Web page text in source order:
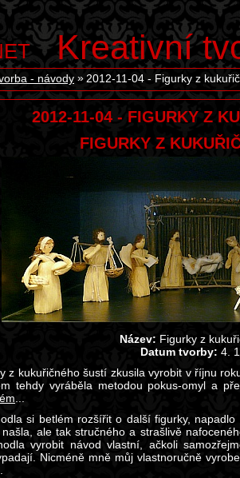
Kreativní
- návody 2012-11-04 - Figurky z
2012-11-04 - FIGURKY Z
FIGURKY Z
Název: Figurky z
Datum tvorby: 4.
z kukuřičného šustí zkusila vyrobit v říjnu
tehdy vyráběla metodou pokus-omyl a
...
si betlém rozšířit o další figurky,
ale tak stručného a strašlivě
vyrobit návod vlastní, ačkoli
Nicméně mně můj vlastnoručně